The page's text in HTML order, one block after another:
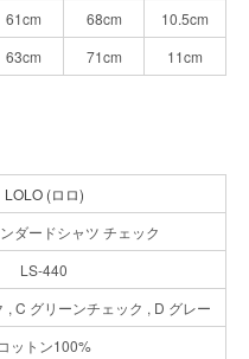
61cm 68cm 10.5cm
63cm 71cm 11cm
LOLO (ロロ)
ダードシャツ チェック
LS-440
, C グリーンチェック , D グレー
コットン100%